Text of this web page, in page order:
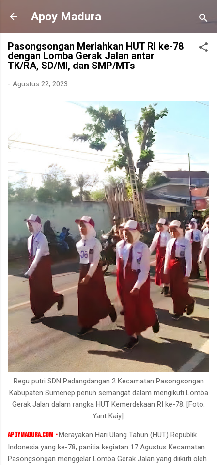
Langsung ke konten utama
Apoy Madura
Pasongsongan Meriahkan HUT RI ke-78
dengan Lomba Gerak Jalan antar
TK/RA, SD/MI, dan SMP/MTs
- Agustus 22, 2023
Regu putri SDN Padangdangan 2 Kecamatan Pasongsongan
Kabupaten Sumenep penuh semangat dalam mengikuti Lomba
Gerak Jalan dalam rangka HUT Kemerdekaan RI ke-78. [Foto:
Yant Kaiy].
apoymadura.com -Merayakan Hari Ulang Tahun (HUT) Republik
Indonesia yang ke-78, panitia kegiatan 17 Agustus Kecamatan
Pasongsongan menggelar Lomba Gerak Jalan yang diikuti oleh